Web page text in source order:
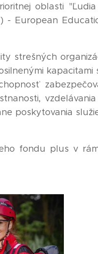
oblasti
- European
strešných
kapacitami
poskytovania
fondu plus v